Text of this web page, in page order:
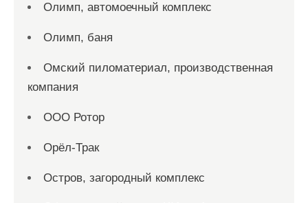
Олимп, автомоечный комплекс
Олимп, баня
Омский пиломатериал, производственная
компания
ООО Ротор
Орёл-Трак
Остров, загородный комплекс